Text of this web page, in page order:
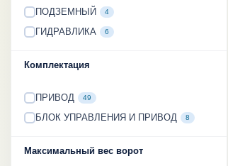
ПОДЗЕМНЫЙ 4
ГИДРАВЛИКА 6
Комплектация
ПРИВОД 49
БЛОК УПРАВЛЕНИЯ И ПРИВОД 8
Максимальный вес ворот